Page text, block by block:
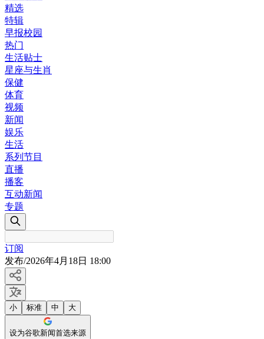
精选
特辑
早报校园
热门
生活贴士
星座与生肖
保健
体育
视频
新闻
娱乐
生活
系列节目
直播
播客
互动新闻
专题
订阅
发布/2026年4月18日 18:00
小 标准 中 大
设为谷歌新闻首选来源